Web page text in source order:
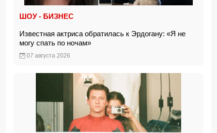
ШОУ - БИЗНЕС
Известная актриса обратилась к Эрдогану: «Я не
могу спать по ночам»
07 августа 2026